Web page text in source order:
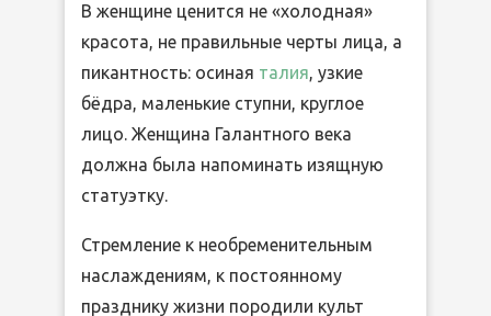
В женщине ценится не «холодная»
красота, не правильные черты лица, а
пикантность: осиная талия, узкие
бёдра, маленькие ступни, круглое
лицо. Женщина Галантного века
должна была напоминать изящную
статуэтку.
Стремление к необременительным
наслаждениям, к постоянному
празднику жизни породили культ